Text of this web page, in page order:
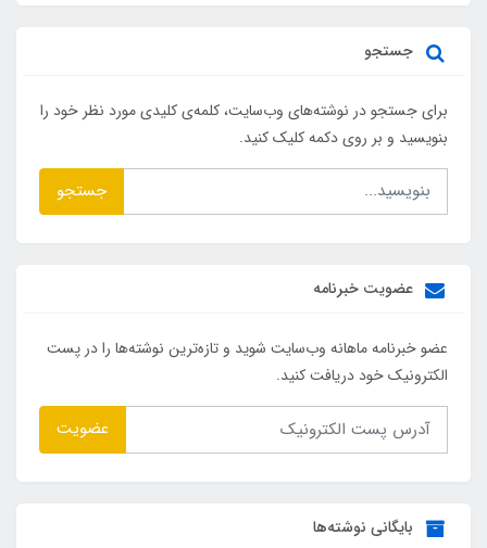
جستجو
برای جستجو در نوشته‌های وب‌سایت، کلمه‌ی کلیدی مورد نظر خود را
بنویسید و بر روی دکمه کلیک کنید.
جستجو
عضویت خبرنامه
عضو خبرنامه ماهانه وب‌سایت شوید و تازه‌ترین نوشته‌ها را در پست
الکترونیک خود دریافت کنید.
عضویت
بایگانی نوشته‌ها